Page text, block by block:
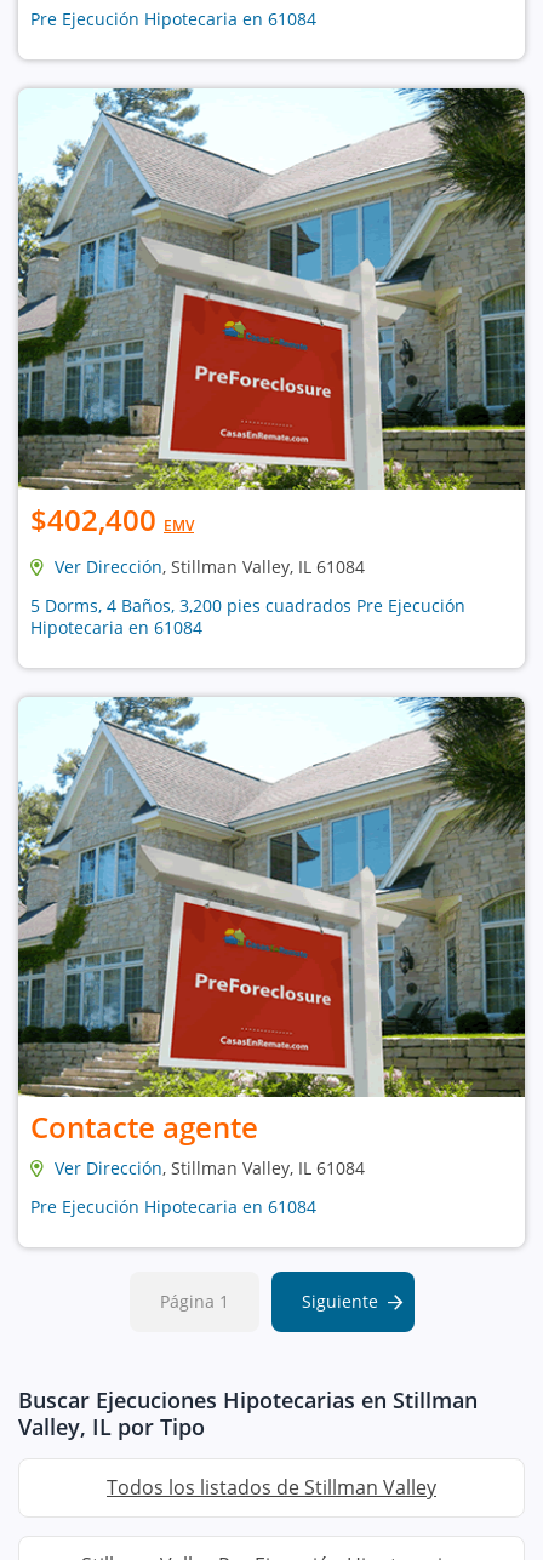
Pre Ejecución Hipotecaria en 61084
$402,400 EMV
Ver Dirección, Stillman Valley, IL 61084
5 Dorms, 4 Baños, 3,200 pies cuadrados Pre Ejecución
Hipotecaria en 61084
Contacte agente
Ver Dirección, Stillman Valley, IL 61084
Pre Ejecución Hipotecaria en 61084
Página 1 Siguiente
Buscar Ejecuciones Hipotecarias en Stillman
Valley, IL por Tipo
Todos los listados de Stillman Valley